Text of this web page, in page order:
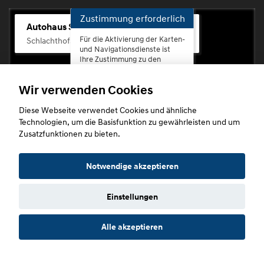
Autohaus Scherhag
Schlachthofstr. 68, 56073 Koblenz-Rauental
Zustimmung erforderlich
Für die Aktivierung der Karten-
und Navigationsdienste ist
Ihre Zustimmung zu den
erforderlich.
Zustimmen
Copyright © 2026. Autohaus Scherhag
Datenschutz Impressum
Wir verwenden Cookies
Diese Webseite verwendet Cookies und ähnliche
Technologien, um die Basisfunktion zu gewährleisten und um
Zusatzfunktionen zu bieten.
Notwendige akzeptieren
Einstellungen
Alle akzeptieren